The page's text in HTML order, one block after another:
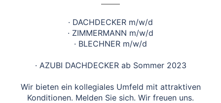
· DACHDECKER m/w/d
· ZIMMERMANN m/w/d
· BLECHNER m/w/d
· AZUBI DACHDECKER ab Sommer 2023
Wir bieten ein kollegiales Umfeld mit attraktiven
Konditionen. Melden Sie sich. Wir freuen uns.